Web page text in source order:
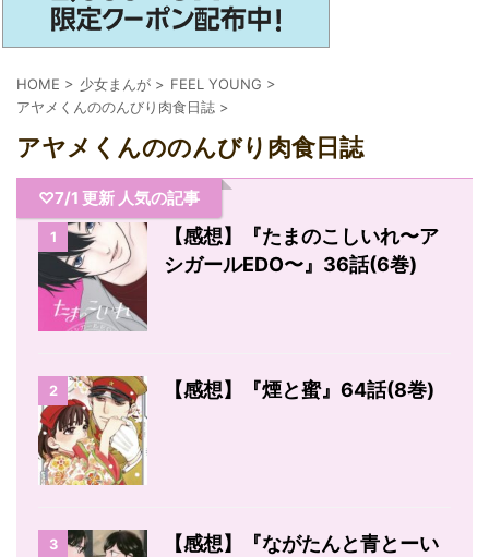
HOME > 少女まんが > FEEL YOUNG >
アヤメくんののんびり肉食日誌 >
アヤメくんののんびり肉食日誌
♡7/1 更新 人気の記事
1
【感想】『たまのこしいれ〜ア
シガールEDO〜』36話(6巻)
2 【感想】『煙と蜜』64話(8巻)
3
【感想】『ながたんと青とーい